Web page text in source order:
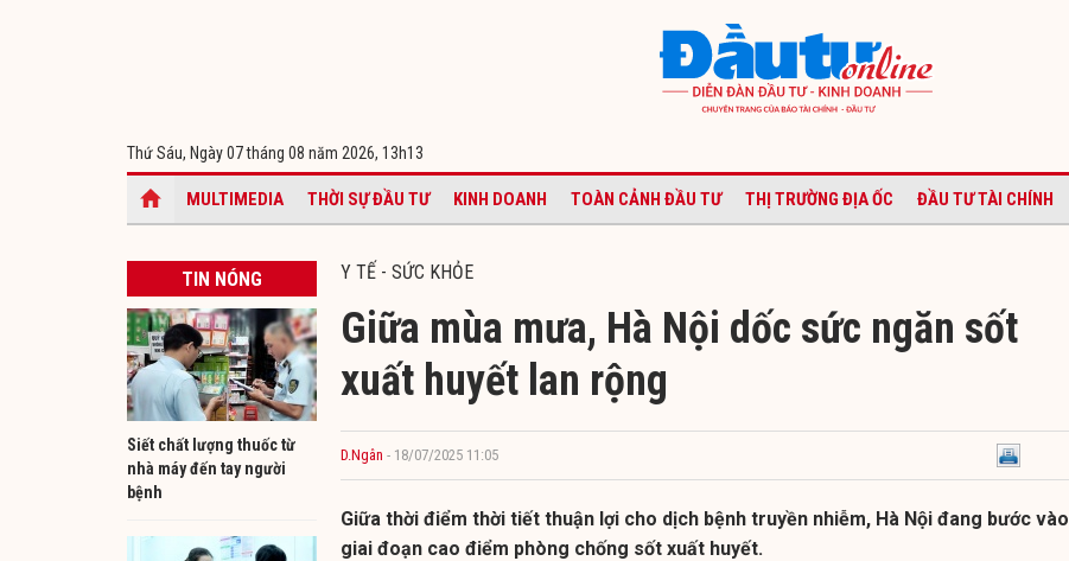
Thứ Sáu, Ngày 07 tháng 08 năm 2026, 13h13
MULTIMEDIA THỜI SỰ ĐẦU TƯ KINH DOANH TOÀN CẢNH ĐẦU TƯ THỊ TRƯỜNG ĐỊA ỐC ĐẦU TƯ TÀI CHÍNH
TIN NÓNG
Siết chất lượng thuốc từ
nhà máy đến tay người
bệnh
Y TẾ - SỨC KHỎE
Giữa mùa mưa, Hà Nội dốc sức ngăn sốt
xuất huyết lan rộng
D.Ngân - 18/07/2025 11:05
Giữa thời điểm thời tiết thuận lợi cho dịch bệnh truyền nhiễm, Hà Nội đang bước vào
giai đoạn cao điểm phòng chống sốt xuất huyết.